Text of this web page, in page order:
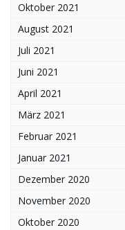
Oktober 2021
August 2021
Juli 2021
Juni 2021
April 2021
März 2021
Februar 2021
Januar 2021
Dezember 2020
November 2020
Oktober 2020